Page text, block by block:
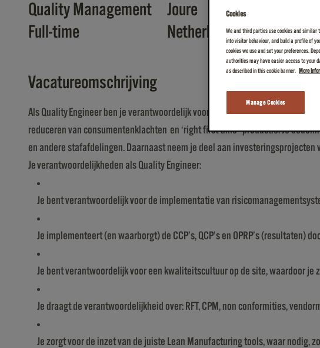
Quality Management
Joure
Full-time
Netherlands
Vacatureomschrijving
Als Quality Engineer ben je verantwoordelijk voor het initiëren, deelnemen
reduceren van consumentenklachten en ‘right first time’ productie. Je
en andere stafafdelingen. Daarnaast neem je deel aan
Je verantwoordelijkheden als Quality Engineer:
Je bent verantwoordelijk voor de implementatie van
Je implementeert (en waarborgt) de CCP’s, QCP’s en OPRP’s
Je bent verantwoordelijk voor een kwaliteitscultuur op de site, waardoor
Je draagt de verantwoordelijkheid over: RFT, CPM, non conformities,
Je zorgt voor de inzet van de juiste Lean Manufacturing tools, waar nodig,
Cookies
We and third parties use cookies and similar
into visitor behaviour, and build a profile of
cookies we use and set your preferences.
authorities may have easier access to your
as described in this cookie banner.
More
Manage Cookies